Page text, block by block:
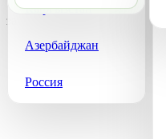
Кыргызстан
Азербайджан
Россия
загрузка карты...